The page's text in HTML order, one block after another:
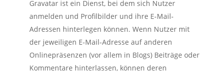
Gravatar ist ein Dienst, bei dem sich Nutzer
anmelden und Profilbilder und ihre E-Mail-
Adressen hinterlegen können. Wenn Nutzer mit
der jeweiligen E-Mail-Adresse auf anderen
Onlinepräsenzen (vor allem in Blogs) Beiträge oder
Kommentare hinterlassen, können deren